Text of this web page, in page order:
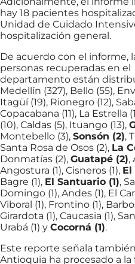
hay 18 pacientes
Unidad de Cuidado
hospitalización general.
De acuerdo con el informe,
personas recuperadas en el
departamento están
Medellín (327), Bello (55),
Itagüí (19), Rionegro (12),
Copacabana (11), La Estrella
(10), Caldas (5), Ituango (13),
Montebello (3), Sonsón (2),
Santa Rosa de Osos (2), La
Donmatías (2), Guatapé (2),
Angostura (1), Cisneros (1), El
Bagre (1), El Santuario (1),
Domingo (1), Andes (1), El
Viboral (1), Frontino (1),
Girardota (1), Caucasia (1),
Urabá (1) y Cocorná (1).
Este reporte señala
Antioquia ha procesado a la